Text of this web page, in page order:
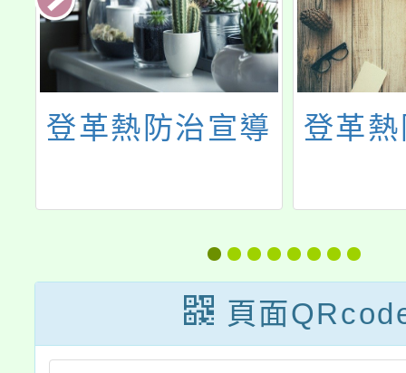
登革熱防治宣導 登革
頁面